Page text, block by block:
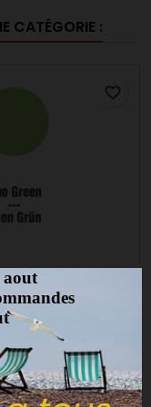
CATÉGORIE :
FLUO - 150ML
- bombe de 150ml
favorite_border
aout